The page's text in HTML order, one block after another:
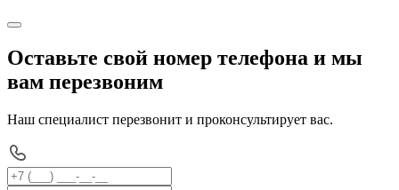
Оставьте свой номер телефона и мы
вам перезвоним
Наш специалист перезвонит и проконсультирует вас.